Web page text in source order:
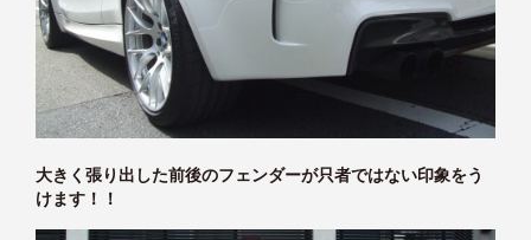
大きく張り出した前後のフェンダーが只者ではない印象をう
けます！！